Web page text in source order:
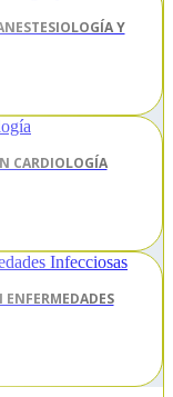
Y
CARDIOLOGÍA